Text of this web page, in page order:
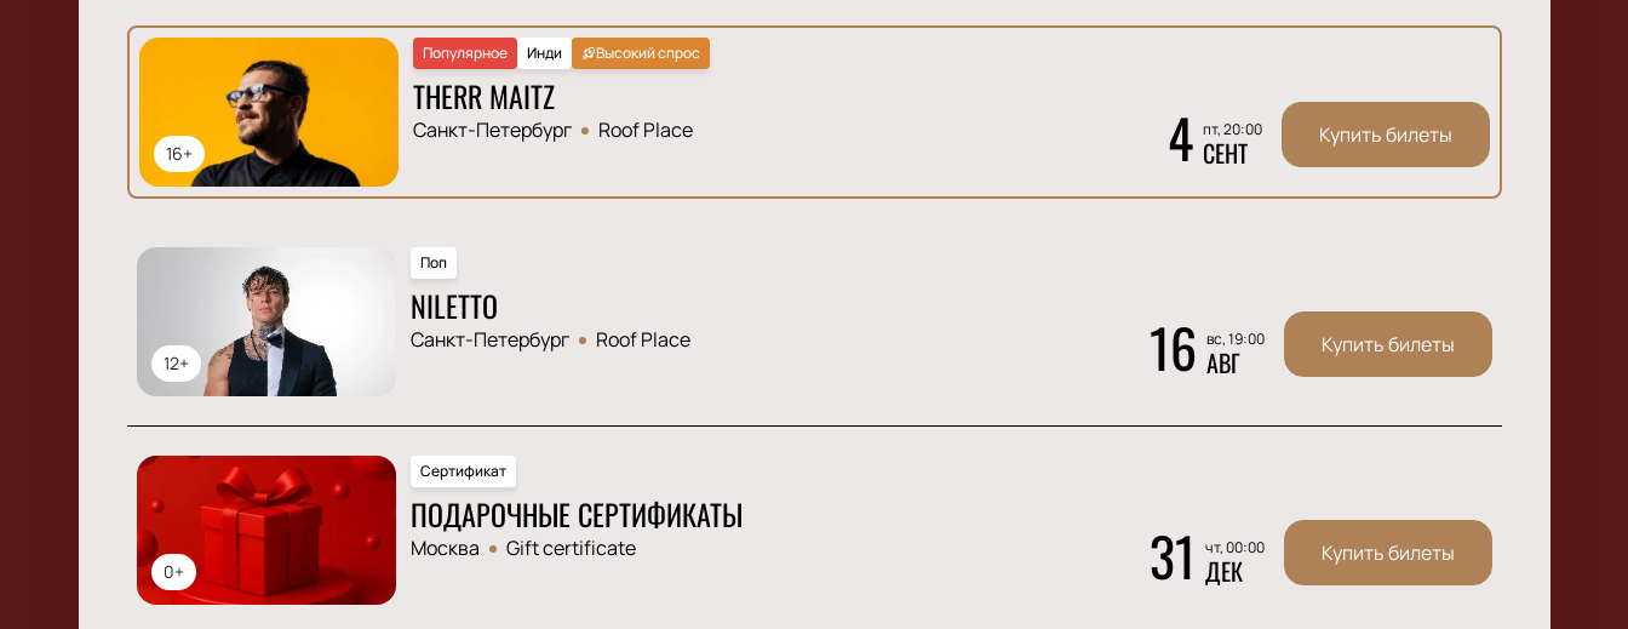
16+
Инди
Популярное Высокий спрос
THERR MAITZ
Санкт-Петербург Roof Place 4 пт, 20:00
СЕНТ Купить билеты
12+
Поп
NILETTO
Санкт-Петербург Roof Place 16 вс, 19:00
АВГ Купить билеты
0+
Сертификат
ПОДАРОЧНЫЕ СЕРТИФИКАТЫ
Москва Gift certificate 31 чт, 00:00
ДЕК Купить билеты